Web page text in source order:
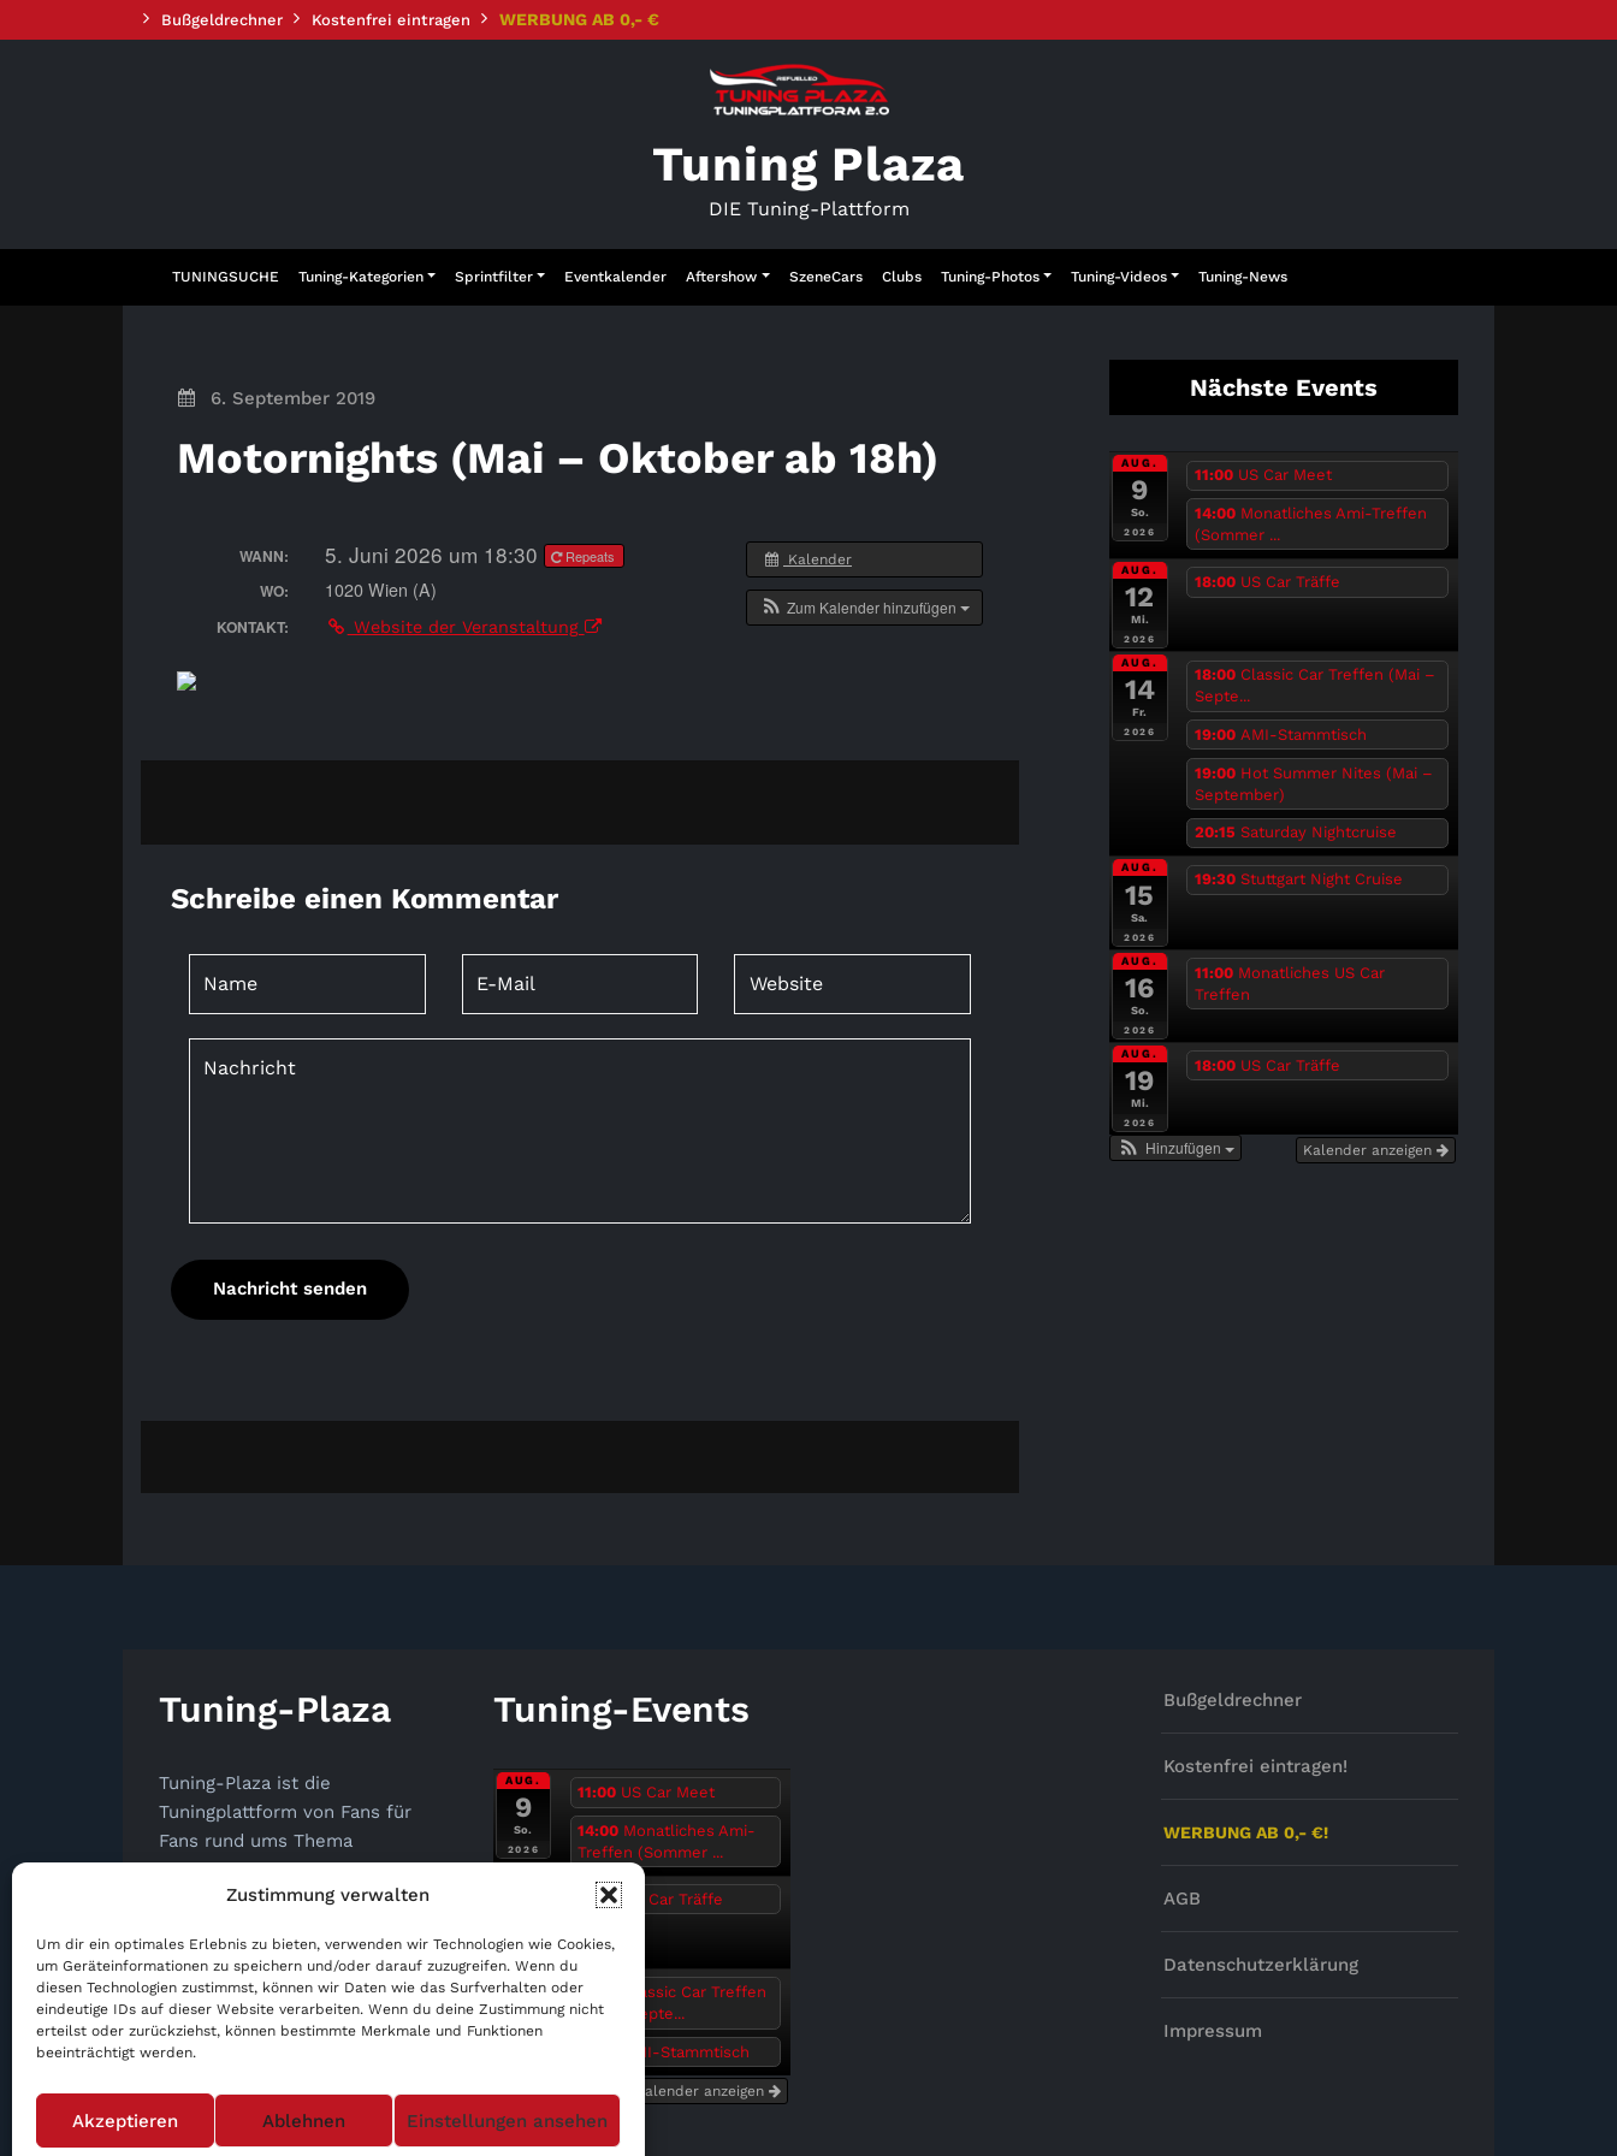
Zustimmung verwalten
Um dir ein optimales Erlebnis zu bieten, verwenden wir Technologien wie Cookies,
um Geräteinformationen zu speichern und/oder darauf zuzugreifen. Wenn du
diesen Technologien zustimmst, können wir Daten wie das Surfverhalten oder
eindeutige IDs auf dieser Website verarbeiten. Wenn du deine Zustimmung nicht
erteilst oder zurückziehst, können bestimmte Merkmale und Funktionen
beeinträchtigt werden.
Akzeptieren Ablehnen Einstellungen ansehen
Inhalt
Bußgeldrechner Kostenfrei eintragen WERBUNG AB 0,- €
Tuning Plaza
DIE Tuning-Plattform
TUNINGSUCHE Tuning-Kategorien Sprintfilter Eventkalender Aftershow SzeneCars Clubs Tuning-Photos Tuning-Videos Tuning-News
6. September 2019
Motornights (Mai – Oktober ab 18h)
Kalender
Zum Kalender hinzufügen
WANN: 5. Juni 2026 um 18:30 Repeats
WO: 1020 Wien (A)
KONTAKT: Website der Veranstaltung
Schreibe einen Kommentar
Nächste Events
AUG.
9
So.
2026
11:00 US Car Meet
14:00 Monatliches Ami-Treffen
(Sommer ...
AUG.
12
Mi.
2026
18:00 US Car Träffe
AUG.
14
Fr.
2026
18:00 Classic Car Treffen (Mai –
Septe...
19:00 AMI-Stammtisch
19:00 Hot Summer Nites (Mai –
September)
20:15 Saturday Nightcruise
AUG.
15
Sa.
2026
19:30 Stuttgart Night Cruise
AUG.
16
So.
2026
11:00 Monatliches US Car
Treffen
AUG.
19
Mi.
2026
18:00 US Car Träffe
Kalender anzeigen
Hinzufügen
Tuning-Plaza
Tuning-Plaza ist die
Tuningplattform von Fans für
Fans rund ums Thema
Autotuning. In der Tuningsuche
findest Du die Spezialisten für
Tuning-Plaza
info@tuning-plaza.de
Tuning-Events
AUG.
9
So.
2026
11:00 US Car Meet
14:00 Monatliches Ami-
Treffen (Sommer ...
18:00 US Car Träffe
AUG.
14
Fr.
18:00
Classic Car Treffen
(Mai – Septe...
AMI-Stammtisch
Kalender anzeigen
Bußgeldrechner
Kostenfrei eintragen!
WERBUNG AB 0,- €!
AGB
Datenschutzerklärung
Impressum